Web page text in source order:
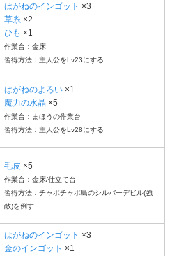
はがねのインゴット ×3
草糸 ×2
ひも ×1
作業台：金床
習得方法：主人公をLv23にする
はがねのよろい ×1
魔力の水晶 ×5
作業台：まほうの作業台
習得方法：主人公をLv28にする
毛皮 ×5
作業台：金床/仕立て台
習得方法：チャポチャポ島のシルバーデビル(強
敵)を倒す
はがねのインゴット ×3
金のインゴット ×1